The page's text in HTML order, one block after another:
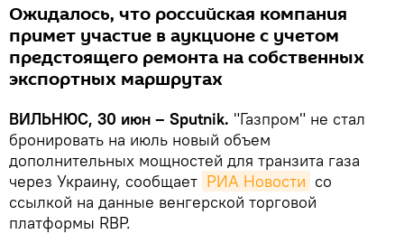
Ожидалось, что российская компания
примет участие в аукционе с учетом
предстоящего ремонта на собственных
экспортных маршрутах
ВИЛЬНЮС, 30 июн – Sputnik. "Газпром" не стал
бронировать на июль новый объем
дополнительных мощностей для транзита газа
через Украину, сообщает РИА Новости со
ссылкой на данные венгерской торговой
платформы RBP.